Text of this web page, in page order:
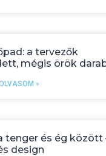
a tervezők
mégis örök
»
tenger és ég között
design